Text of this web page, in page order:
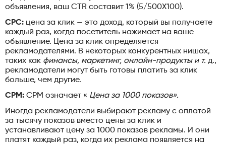
объявления, ваш CTR составит 1% (5/500X100).
CPC: цена за клик — это доход, который вы получаете
каждый раз, когда посетитель нажимает на ваше
объявление. Цена за клик определяется
рекламодателями. В некоторых конкурентных нишах,
таких как финансы, маркетинг, онлайн-продукты и т. д.,
рекламодатели могут быть готовы платить за клик
больше, чем другие.
CPM: CPM означает « Цена за 1000 показов».
Иногда рекламодатели выбирают рекламу с оплатой
за тысячу показов вместо цены за клик и
устанавливают цену за 1000 показов рекламы. И они
платят каждый раз, когда их реклама появляется на